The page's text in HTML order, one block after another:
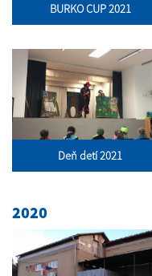
BURKO CUP 2021
Deň detí 2021
2020